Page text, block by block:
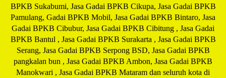
BPKB Sukabumi, Jasa Gadai BPKB Cikupa, Jasa Gadai BPKB
Pamulang, Gadai BPKB Mobil, Jasa Gadai BPKB Bintaro, Jasa
Gadai BPKB Cibubur, Jasa Gadai BPKB Cibitung , Jasa Gadai
BPKB Bantul , Jasa Gadai BPKB Surakarta , Jasa Gadai BPKB
Serang, Jasa Gadai BPKB Serpong BSD, Jasa Gadai BPKB
pangkalan bun , Jasa Gadai BPKB Ambon, Jasa Gadai BPKB
Manokwari , Jasa Gadai BPKB Mataram dan seluruh kota di